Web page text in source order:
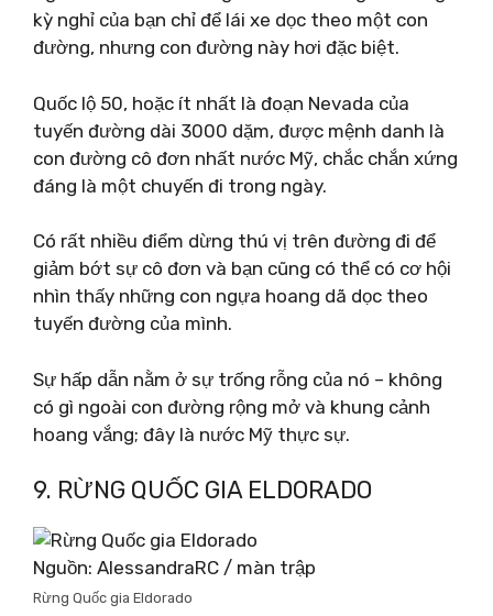
kỳ nghỉ của bạn chỉ để lái xe dọc theo một con
đường, nhưng con đường này hơi đặc biệt.
Quốc lộ 50, hoặc ít nhất là đoạn Nevada của
tuyến đường dài 3000 dặm, được mệnh danh là
con đường cô đơn nhất nước Mỹ, chắc chắn xứng
đáng là một chuyến đi trong ngày.
Có rất nhiều điểm dừng thú vị trên đường đi để
giảm bớt sự cô đơn và bạn cũng có thể có cơ hội
nhìn thấy những con ngựa hoang dã dọc theo
tuyến đường của mình.
Sự hấp dẫn nằm ở sự trống rỗng của nó – không
có gì ngoài con đường rộng mở và khung cảnh
hoang vắng; đây là nước Mỹ thực sự.
9. RỪNG QUỐC GIA ELDORADO
Nguồn: AlessandraRC / màn trập
Rừng Quốc gia Eldorado